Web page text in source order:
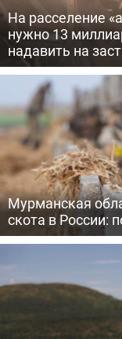
На расселение
нужно 13
надавить на
Мурманская
скота в России: